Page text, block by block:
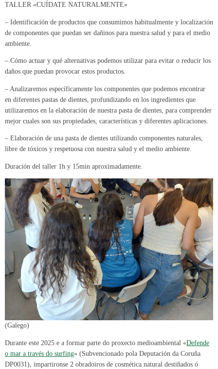
TALLER «CUÍDATE NATURALMENTE»
– Identificación de productos que consumimos habitualmente y localización
de componentes que puedan ser dañinos para nuestra salud y para el medio
ambiente.
– Cómo actuar y qué alternativas podemos utilizar para evitar o reducir los
daños que puedan provocar estos productos.
– Analizaremos específicamente los componentes que podemos encontrar
en diferentes pastas de dientes, profundizando en los ingredientes que
utilizaremos en la elaboración de nuestra pasta de dientes, para comprender
mejor cuales son sus propiedades, características y diferentes aplicaciones.
– Elaboración de una pasta de dientes utilizando componentes naturales,
libre de tóxicos y respetuosa con nuestra salud y el medio ambiente.
Duración del taller 1h y 15min aproximadamente.
(Galego)
Durante este 2025 e a formar parte do proxecto medioambiental «Defende
o mar a través do surfing» (Subvencionado pola Deputación da Coruña
DP0031), impartironse 2 obradoiros de cosmética natural destiñados ó